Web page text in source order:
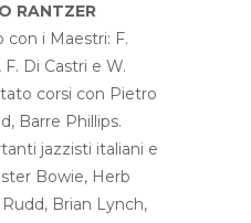
RANTZER
con i Maestri: F.
Di Castri e W.
corsi con Pietro
Barre Phillips.
jazzisti italiani e
Bowie, Herb
Brian Lynch,